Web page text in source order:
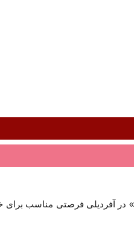
آفردیلی فرصتی مناسب برای